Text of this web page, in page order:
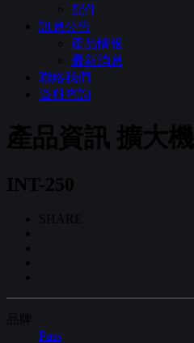
配件
訊息公告
產品情報
最新消息
聯絡我們
資料查詢
產品資訊 擴大機
INT-250
SHARE
品牌
Pass